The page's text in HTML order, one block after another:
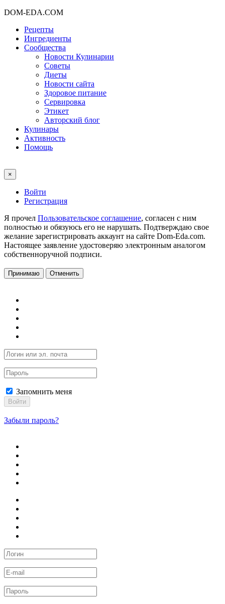
DOM-EDA.COM
Рецепты
Ингредиенты
Сообщества
Новости Кулинарии
Советы
Диеты
Новости сайта
Здоровое питание
Сервировка
Этикет
Авторский блог
Кулинары
Активность
Помощь
×
Войти
Регистрация
Я прочел Пользовательское соглашение, согласен с ним
полностью и обязуюсь его не нарушать. Подтверждаю свое
желание зарегистрировать аккаунт на сайте Dom-Eda.com.
Настоящее заявление удостоверяю электронным аналогом
собственноручной подписи.
Принимаю Отменить
Запомнить меня
Войти
Забыли пароль?